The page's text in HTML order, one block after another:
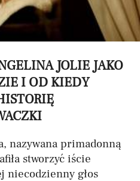
JOLIE JAKO
I OD KIEDY
nazywana primadonną
stworzyć iście
niecodzienny głos